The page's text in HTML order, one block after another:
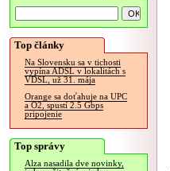
Top články
Na Slovensku sa v tichosti
vypína ADSL v lokalitách s
VDSL, už 31. mája
Orange sa doťahuje na UPC
a O2, spustí 2.5 Gbps
pripojenie
Top správy
Alza nasadila dve novinky,